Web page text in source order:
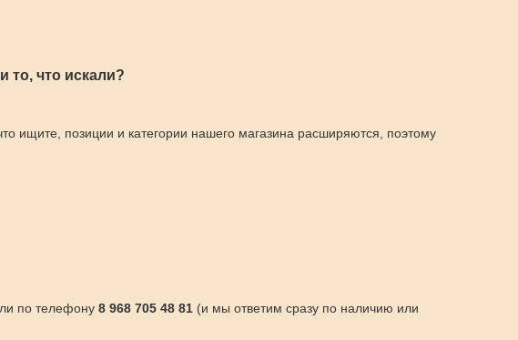
то, что искали?
ищите, позиции и категории нашего магазина расширяются, поэтому
по телефону 8 968 705 48 81 (и мы ответим сразу по наличию или